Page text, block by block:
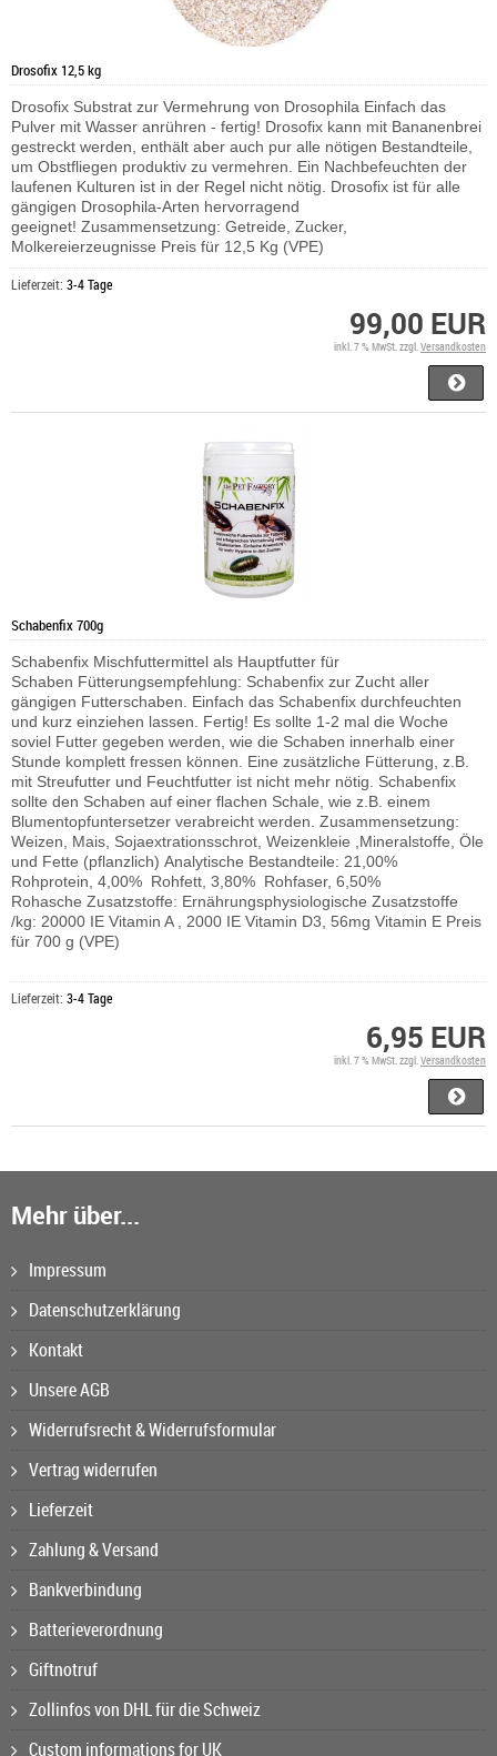
Drosofix 12,5 kg
Drosofix Substrat zur Vermehrung von Drosophila Einfach das
Pulver mit Wasser anrühren - fertig! Drosofix kann mit Bananenbrei
gestreckt werden, enthält aber auch pur alle nötigen Bestandteile,
um Obstfliegen produktiv zu vermehren. Ein Nachbefeuchten der
laufenen Kulturen ist in der Regel nicht nötig. Drosofix ist für alle
gängigen Drosophila-Arten hervorragend
geeignet! Zusammensetzung: Getreide, Zucker,
Molkereierzeugnisse Preis für 12,5 Kg (VPE)
Lieferzeit: 3-4 Tage
99,00 EUR
inkl. 7 % MwSt. zzgl.Versandkosten
Schabenfix 700g
Schabenfix Mischfuttermittel als Hauptfutter für
Schaben Fütterungsempfehlung: Schabenfix zur Zucht aller
gängigen Futterschaben. Einfach das Schabenfix durchfeuchten
und kurz einziehen lassen. Fertig! Es sollte 1-2 mal die Woche
soviel Futter gegeben werden, wie die Schaben innerhalb einer
Stunde komplett fressen können. Eine zusätzliche Fütterung, z.B.
mit Streufutter und Feuchtfutter ist nicht mehr nötig. Schabenfix
sollte den Schaben auf einer flachen Schale, wie z.B. einem
Blumentopfuntersetzer verabreicht werden. Zusammensetzung:
Weizen, Mais, Sojaextrationsschrot, Weizenkleie ,Mineralstoffe, Öle
und Fette (pflanzlich) Analytische Bestandteile: 21,00%
Rohprotein, 4,00% Rohfett, 3,80% Rohfaser, 6,50%
Rohasche Zusatzstoffe: Ernährungsphysiologische Zusatzstoffe
/kg: 20000 IE Vitamin A , 2000 IE Vitamin D3, 56mg Vitamin E Preis
für 700 g (VPE)
Lieferzeit: 3-4 Tage
6,95 EUR
inkl. 7 % MwSt. zzgl.Versandkosten
Mehr über...
Impressum
Datenschutzerklärung
Kontakt
Unsere AGB
Widerrufsrecht & Widerrufsformular
Vertrag widerrufen
Lieferzeit
Zahlung & Versand
Bankverbindung
Batterieverordnung
Giftnotruf
Zollinfos von DHL für die Schweiz
Custom informations for UK